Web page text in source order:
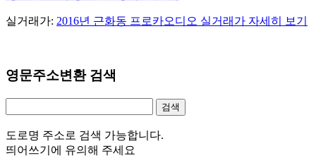
실거래가: 2016년 근화동 프로카오디오 실거래가 자세히 보기
영문주소변환 검색
도로명 주소로 검색 가능합니다.
띄어쓰기에 유의해 주세요